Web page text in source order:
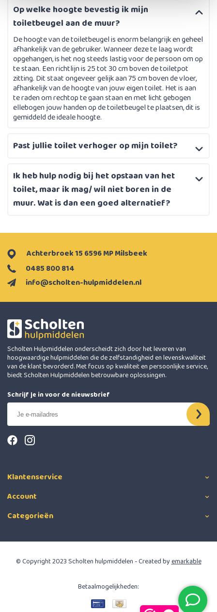
Op welke hoogte bevestig ik mijn
toiletbeugel aan de muur?
De hoogte van de toiletbeugel is enorm belangrijk en geheel
afhankelijk van de gebruiker. Wanneer deze te laag wordt
opgehangen, is het nog steeds lastig voor de persoon om op
te staan. Een richtlijn is 25 tot 30 cm boven de toiletpot
zitting. Dit staat ongeveer gelijk aan 75 cm boven de vloer,
afhankelijk van de hoogte van jouw eigen toilet. Het is aan
te raden om rechtop te gaan staan en met licht gebogen
ellebogen jouw handen op de toiletbeugel te plaatsen, dit is
gemiddeld de ideale hoogte.
Past jullie toilet verhoger op mijn toilet?
Ik heb hulp nodig bij het opstaan van het
toilet, maar ik mag/ wil niet boren in de
muur. Wat is dan een goed alternatief?
info@scholten-hulpmiddelen.nl
0485 800 814
Achterbroek 15 6596 MP Milsbeek
Scholten Hulpmiddelen onderscheidt zich door het leveren van
hoogwaardige hulpmiddelen die de zelfstandigheid en levenskwaliteit
van de klant bevorderd. Met focus op kwaliteit en persoonlijke service,
biedt Scholten Hulpmiddelen betrouwbare oplossingen.
Schrijf je in voor de nieuwsbrief
Klantenservice
Account
Categorieën
© Copyright 2023 Scholten hulpmiddelen - Created byemarkable
Betaalmogelijkheden: